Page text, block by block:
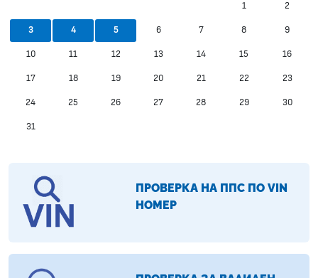
1 2
3 4 5 6 7 8 9
10 11 12 13 14 15 16
17 18 19 20 21 22 23
24 25 26 27 28 29 30
31
ПРОВЕРКА НА ППС ПО VIN
НОМЕР